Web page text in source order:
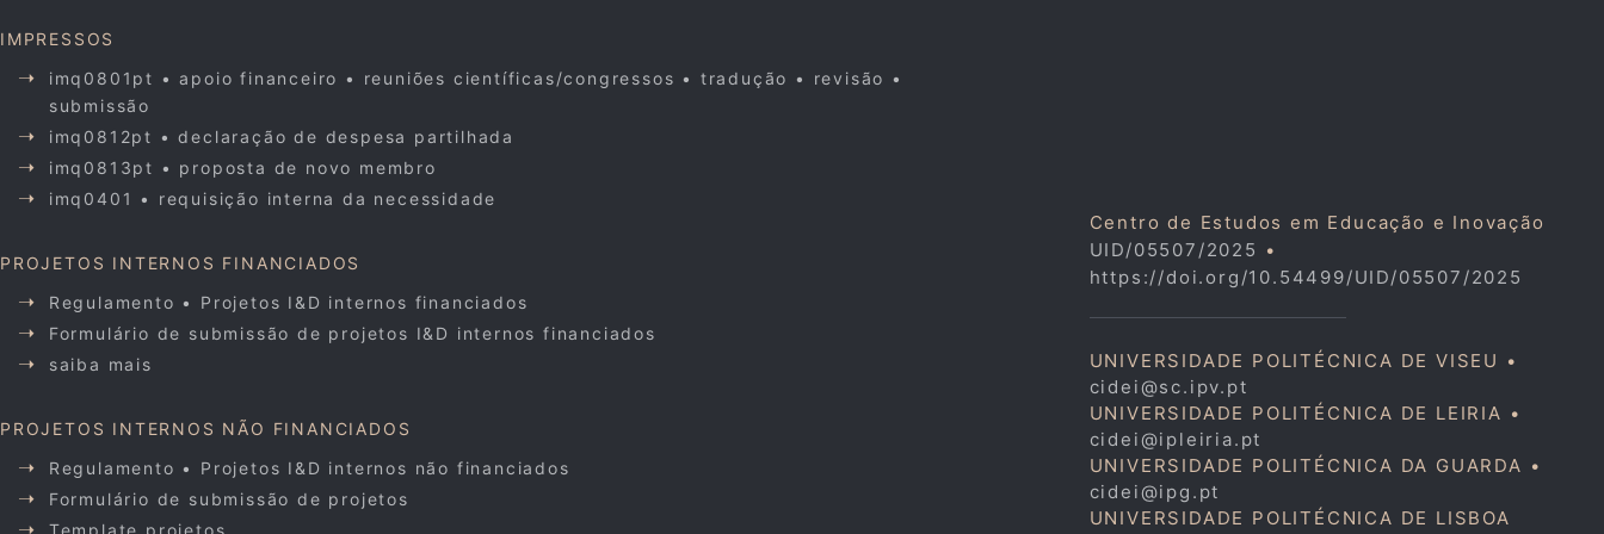
IMPRESSOS
imq0801pt • apoio financeiro • reuniões científicas/congressos • tradução • revisão •
submissão
imq0812pt • declaração de despesa partilhada
imq0813pt • proposta de novo membro
imq0401 • requisição interna da necessidade
PROJETOS INTERNOS FINANCIADOS
Regulamento • Projetos I&D internos financiados
Formulário de submissão de projetos I&D internos financiados
saiba mais
PROJETOS INTERNOS NÃO FINANCIADOS
Regulamento • Projetos I&D internos não financiados
Formulário de submissão de projetos
Centro de Estudos em Educação e Inovação
UID/05507/2025 •
https://doi.org/10.54499/UID/05507/2025
UNIVERSIDADE POLITÉCNICA DE VISEU •
cidei@sc.ipv.pt
UNIVERSIDADE POLITÉCNICA DE LEIRIA •
cidei@ipleiria.pt
UNIVERSIDADE POLITÉCNICA DA GUARDA •
cidei@ipg.pt
UNIVERSIDADE POLITÉCNICA DE LISBOA